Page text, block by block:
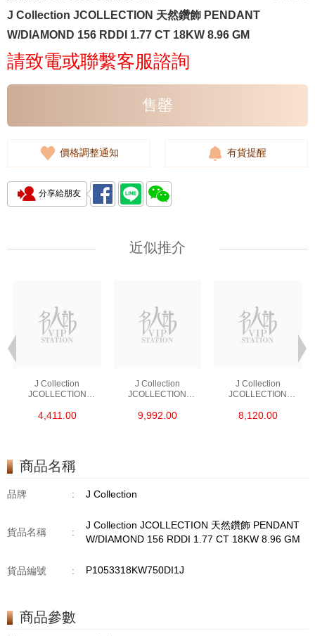
J Collection JCOLLECTION 天然鑽飾 PENDANT
W/DIAMOND 156 RDDI 1.77 CT 18KW 8.96 GM
請致電或聯繫客服諮詢
售罄
價格調整通知 有貨提醒
分享給朋友
近似推介
J Collection
JCOLLECTION
RDDI 0.48 CT18KR
4,411.00
J Collection
JCOLLECTION
RDDI 1.34 CT18KW
9,992.00
J Collection
JCOLLECTION
W/DIAMOND 7
8,120.00
商品名稱
品牌 : J Collection
貨品名稱 :
J Collection JCOLLECTION 天然鑽飾 PENDANT
W/DIAMOND 156 RDDI 1.77 CT 18KW 8.96 GM
貨品編號 : P1053318KW750DI1J
商品參數